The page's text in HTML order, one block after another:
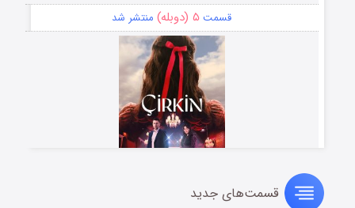
قسمت ۵ (دوبله) منتشر شد
سریال زشتقسمت‌های جدید